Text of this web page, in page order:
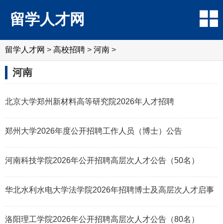
留学人才网
留学人才网 > 高校招聘 > 河南 >
河南
北京大学郑州新材料高等研究院2026年人才招聘
郑州大学2026年度公开招聘工作人员（博士）公告
河南科技学院2026年公开招聘高层次人才公告（50名）
华北水利水电大学法学院2026年招聘博士及高层次人才启事
洛阳理工学院2026年公开招聘高层次人才公告（80名）